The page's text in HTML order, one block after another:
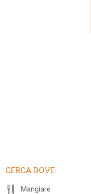
CERCA DOVE:
Mangiare